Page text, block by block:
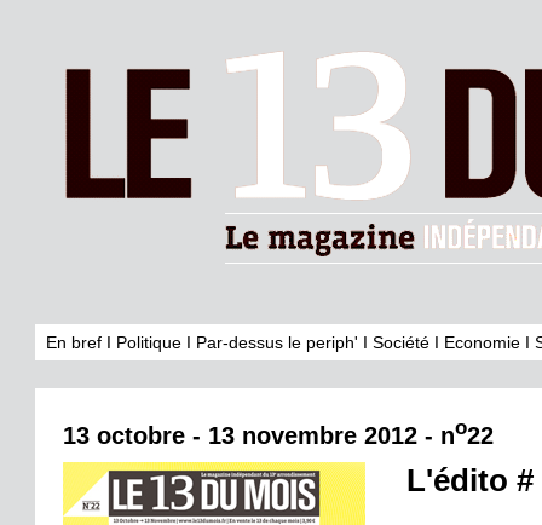
En bref I Politique I Par-dessus le periph' I Société I Economie I
13 octobre - 13 novembre 2012 - no22
L'édito #